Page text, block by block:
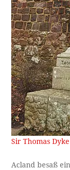
Sir Thomas
Acland besaß